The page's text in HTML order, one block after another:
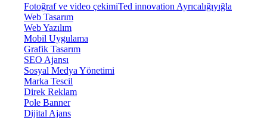
Fotoğraf ve video çekimiTed innovation Ayrıcalığıyığla
Web Tasarım
Web Yazılım
Mobil Uygulama
Grafik Tasarım
SEO Ajansı
Sosyal Medya Yönetimi
Marka Tescil
Direk Reklam
Pole Banner
Dijital Ajans